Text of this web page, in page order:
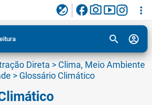
site da Prefeitura de Campinas
contraste visual de tela para
acessibilidade
3
flaky facebookphoto_camerasmart_display more_vert
search account_circle
Direta > Clima, Meio Ambiente
> Glossário Climático